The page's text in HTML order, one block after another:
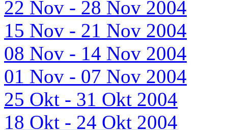
22 Nov - 28 Nov 2004
15 Nov - 21 Nov 2004
08 Nov - 14 Nov 2004
01 Nov - 07 Nov 2004
25 Okt - 31 Okt 2004
18 Okt - 24 Okt 2004